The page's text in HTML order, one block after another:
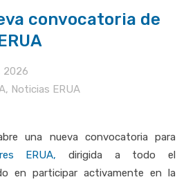
convocatoria de
2026
, Noticias ERUA
una nueva convocatoria para
ERUA, dirigida a todo el
en participar activamente en la